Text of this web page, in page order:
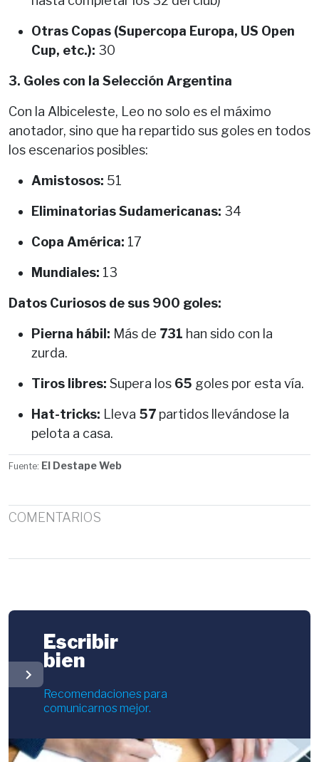
Otras Copas (Supercopa Europa, US Open
Cup, etc.): 30
3. Goles con la Selección Argentina
Con la Albiceleste, Leo no solo es el máximo
anotador, sino que ha repartido sus goles en todos
los escenarios posibles:
Amistosos: 51
Eliminatorias Sudamericanas: 34
Copa América: 17
Mundiales: 13
Datos Curiosos de sus 900 goles:
Pierna hábil: Más de 731 han sido con la
zurda.
Tiros libres: Supera los 65 goles por esta vía.
Hat-tricks: Lleva 57 partidos llevándose la
pelota a casa.
Fuente: El Destape Web
COMENTARIOS
chevron_right
Escribir
bien
Recomendaciones para
comunicarnos mejor.